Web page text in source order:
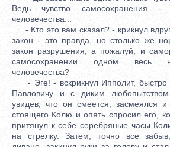
Ведь чувство самосохранения -
человечества...
- Кто это вам сказал? - крикнул
закон - это правда, но столько же
закон разрушения, а пожалуй, и
самосохранении одном весь
человечества?
- Эге! - вскрикнул Ипполит, быстро
Павловичу и с диким
увидев, что он смеется, засмеялся
стоящего Колю и опять спросил его,
притянул к себе серебряные часы
на стрелку. Затем, точно все